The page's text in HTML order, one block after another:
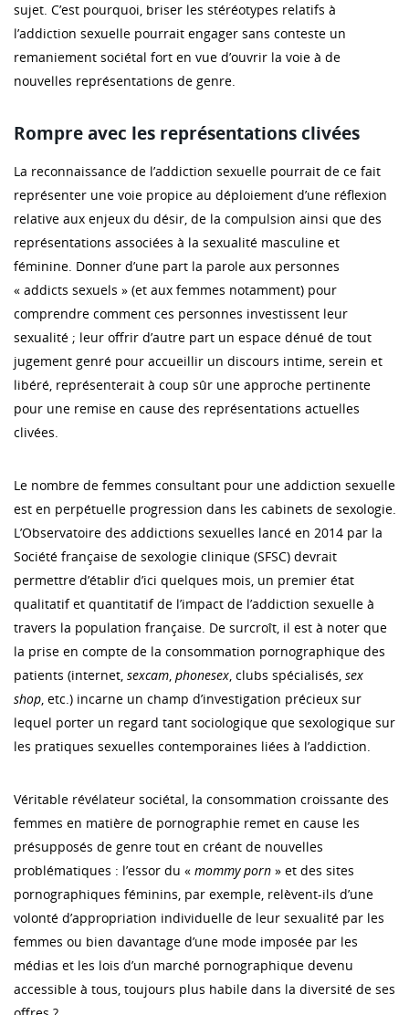
sujet. C’est pourquoi, briser les stéréotypes relatifs à
l’addiction sexuelle pourrait engager sans conteste un
remaniement sociétal fort en vue d’ouvrir la voie à de
nouvelles représentations de genre.
Rompre avec les représentations clivées
La reconnaissance de l’addiction sexuelle pourrait de ce fait
représenter une voie propice au déploiement d’une réflexion
relative aux enjeux du désir, de la compulsion ainsi que des
représentations associées à la sexualité masculine et
féminine. Donner d’une part la parole aux personnes
« addicts sexuels » (et aux femmes notamment) pour
comprendre comment ces personnes investissent leur
sexualité ; leur offrir d’autre part un espace dénué de tout
jugement genré pour accueillir un discours intime, serein et
libéré, représenterait à coup sûr une approche pertinente
pour une remise en cause des représentations actuelles
clivées.
Le nombre de femmes consultant pour une addiction sexuelle
est en perpétuelle progression dans les cabinets de sexologie.
L’Observatoire des addictions sexuelles lancé en 2014 par la
Société française de sexologie clinique (SFSC) devrait
permettre d’établir d’ici quelques mois, un premier état
qualitatif et quantitatif de l’impact de l’addiction sexuelle à
travers la population française. De surcroît, il est à noter que
la prise en compte de la consommation pornographique des
patients (internet, sexcam, phonesex, clubs spécialisés, sex
shop, etc.) incarne un champ d’investigation précieux sur
lequel porter un regard tant sociologique que sexologique sur
les pratiques sexuelles contemporaines liées à l’addiction.
Véritable révélateur sociétal, la consommation croissante des
femmes en matière de pornographie remet en cause les
présupposés de genre tout en créant de nouvelles
problématiques : l’essor du « mommy porn » et des sites
pornographiques féminins, par exemple, relèvent-ils d’une
volonté d’appropriation individuelle de leur sexualité par les
femmes ou bien davantage d’une mode imposée par les
médias et les lois d’un marché pornographique devenu
accessible à tous, toujours plus habile dans la diversité de ses